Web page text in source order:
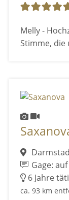
Melly -
Stimme,
Gage:
6 Jahre
ca. 93 km